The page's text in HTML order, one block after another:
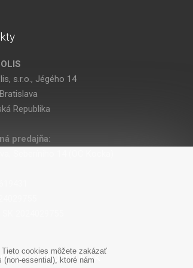
s.r.o., Jégého 14
Republika
predajňa:
cookies môžete zakázať
essential), ktoré nám